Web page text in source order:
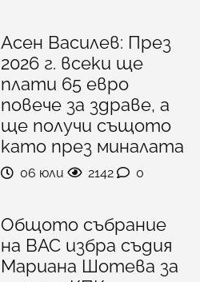
Асен Василев: През
2026 г. всеки ще
плати 65 евро
повече за здраве, а
ще получи същото
като през миналата
06 юли 2142 0
Общото събрание
на ВАС избра съдия
Мариана Шотева за